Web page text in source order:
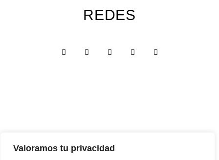
Valoramos tu privacidad
REDES
Custom Edition